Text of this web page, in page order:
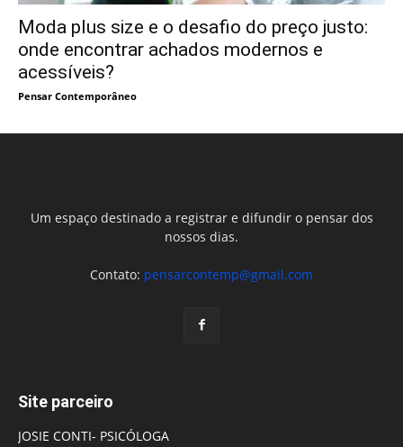
Moda plus size e o desafio do preço justo:
onde encontrar achados modernos e
acessíveis?
Pensar Contemporâneo
Um espaço destinado a registrar e difundir o pensar dos
nossos dias.
Contato: pensarcontemp@gmail.com
Site parceiro
JOSIE CONTI- PSICÓLOGA